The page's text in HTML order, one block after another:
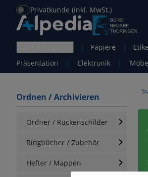
Privatkunde (inkl. MwSt.)
| Papiere |
Präsentation
| Elektronik |
Ordnen / Archivieren
Ordner / Rückenschilder
Ringbücher / Zubehör
Hefter / Mappen